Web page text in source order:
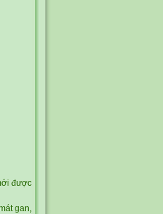
được
gan,